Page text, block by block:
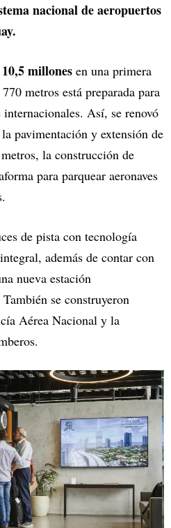
nacional de aeropuertos
millones en una primera
metros está preparada para
Así, se renovó
pavimentación y extensión de
la construcción de
para parquear aeronaves
de pista con tecnología
además de contar con
nueva estación
se construyeron
Aérea Nacional y la